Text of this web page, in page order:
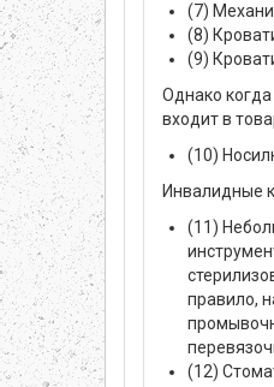
(7)
(8)
(9)
Однако
входит в
(10)
Инвалидные
(11)
правило,
(12)